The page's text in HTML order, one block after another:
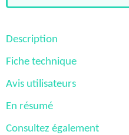
Description
Fiche technique
Avis utilisateurs
En résumé
Consultez également